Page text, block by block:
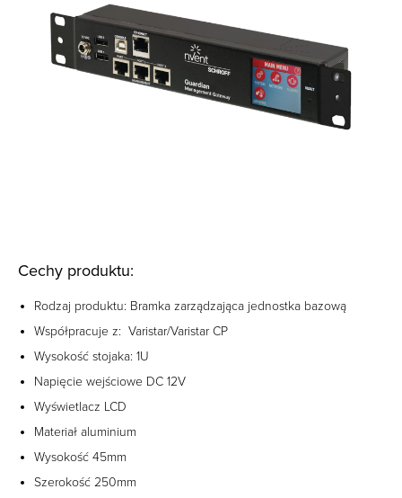
Cechy produktu:
Rodzaj produktu: Bramka zarządzająca jednostka bazową
Współpracuje z: Varistar/Varistar CP
Wysokość stojaka: 1U
Napięcie wejściowe DC 12V
Wyświetlacz LCD
Materiał aluminium
Wysokość 45mm
Szerokość 250mm